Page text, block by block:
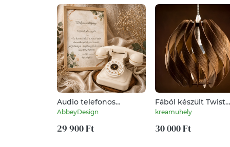
Audio telefonos
vendégkönyv
AbbeyDesign
29 900 Ft
Fából készült Twist
lámpa
kreamuhely
30 000 Ft